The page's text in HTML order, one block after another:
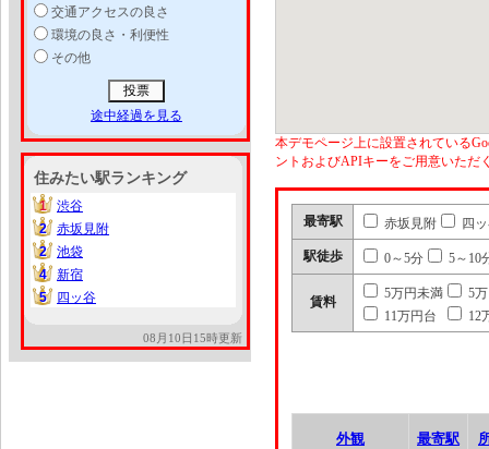
交通アクセスの良さ
環境の良さ・利便性
その他
途中経過を見る
住みたい駅ランキング
1
1
渋谷
2
2
赤坂見附
2
2
池袋
4
4
新宿
5
5 四ッ谷
08月10日15時更新
本デモページ上に設置されている
ントおよびAPIキーをご用意いただ
最寄駅 赤坂見附 四
駅徒歩 0～5分 5～10
賃料
5万円未満
5
11万円台
12
外観 最寄駅